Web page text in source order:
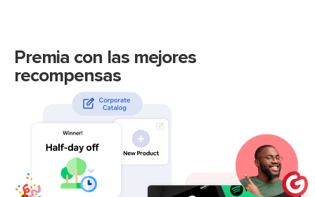
Premia con las mejores
recompensas​​